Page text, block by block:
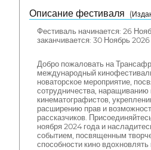
Описание фестиваля
(
Фестиваль начинается: 26
заканчивается: 30 Ноябрь 2026
Добро пожаловать на
международный
новаторское мероприятие,
сотрудничества, наращиванию
кинематографистов,
расширению прав и
рассказчиков.
ноября 2024 года и
событием, посвященным
способности кино